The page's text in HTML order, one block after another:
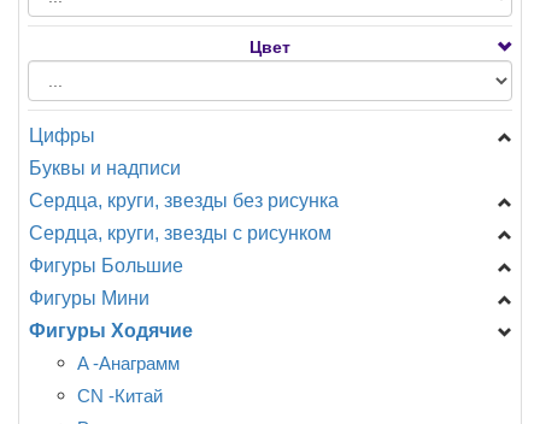
Цвет
Цифры
Цифры Мини
Цифры на подставке
A - Анаграмм (США)
AG - Agura
F - ФлексМетал (ИСПАНИЯ)
CTI - США
GR - Италия
CN - Китай
Разное
Буквы и надписи
Сердца, круги, звезды без рисунка
Звезды
Сердца
Круги
Специальные
Сердца, круги, звезды с рисунком
День Рождения
Новорождённым
Разное
Любовь, свадьба.
Детская тематика, мультфильмы.
Фигуры Большие
Головы
Девочки, мальчики...
День рождения
Еда, напитки
Фигуры Мини
Shake, шар с ручкой
Головы
Девочки, мальчики
Фигуры Ходячие
A -Анаграмм
CN -Китай